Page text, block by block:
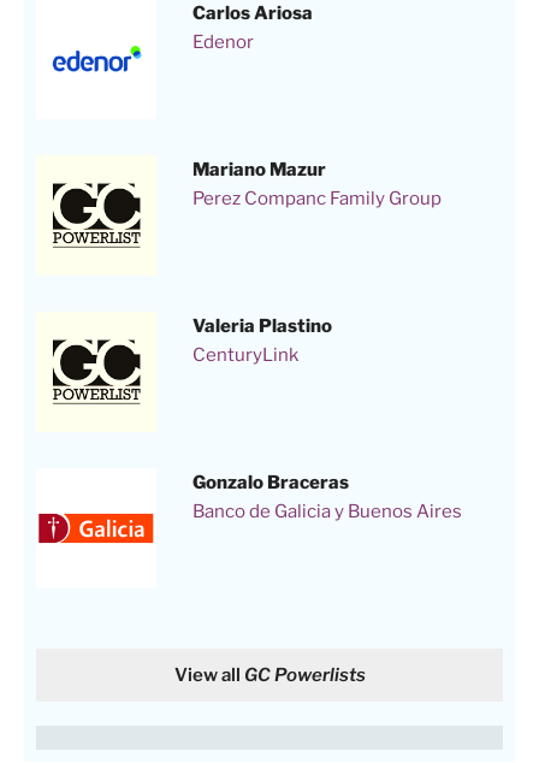
Carlos Ariosa
Edenor
Mariano Mazur
Perez Companc Family Group
Valeria Plastino
CenturyLink
Gonzalo Braceras
Banco de Galicia y Buenos Aires
View all GC Powerlists